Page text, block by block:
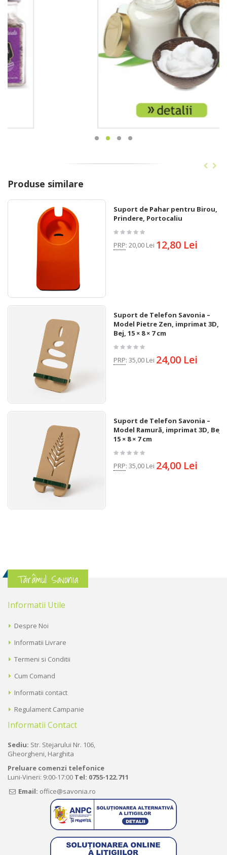
Produse similare
Suport de Pahar pentru Birou, cu
Prindere, Portocaliu
PRP: 20,00 Lei 12,80 Lei
Suport de Telefon Savonia –
Model Pietre Zen, imprimat 3D,
Bej, 15 × 8 × 7 cm
PRP: 35,00 Lei 24,00 Lei
Suport de Telefon Savonia –
Model Ramură, imprimat 3D, Bej,
15 × 8 × 7 cm
PRP: 35,00 Lei 24,00 Lei
Tărâmul Savonia
Informatii Utile
Despre Noi
Informatii Livrare
Termeni si Conditii
Cum Comand
Informatii contact
Regulament Campanie
Informatii Contact
Sediu: Str. Stejarului Nr. 106,
Gheorgheni, Harghita
Preluare comenzi telefonice
Luni-Vineri: 9:00-17:00 Tel: 0755-122.711
Email: office@savonia.ro